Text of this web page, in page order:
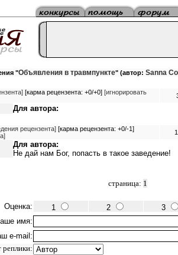
"Объявления в травмпункте" (автор: Sanna
[карма рецензента: +0/+0] [игнорировать
Для автора:
рецензента] [карма рецензента: +0/-1]
Для автора:
Не дай нам Бог, попасть в такое заведение!
страница: 1
Оценка: 1 2
3
имя:
e-mail:
реплики: